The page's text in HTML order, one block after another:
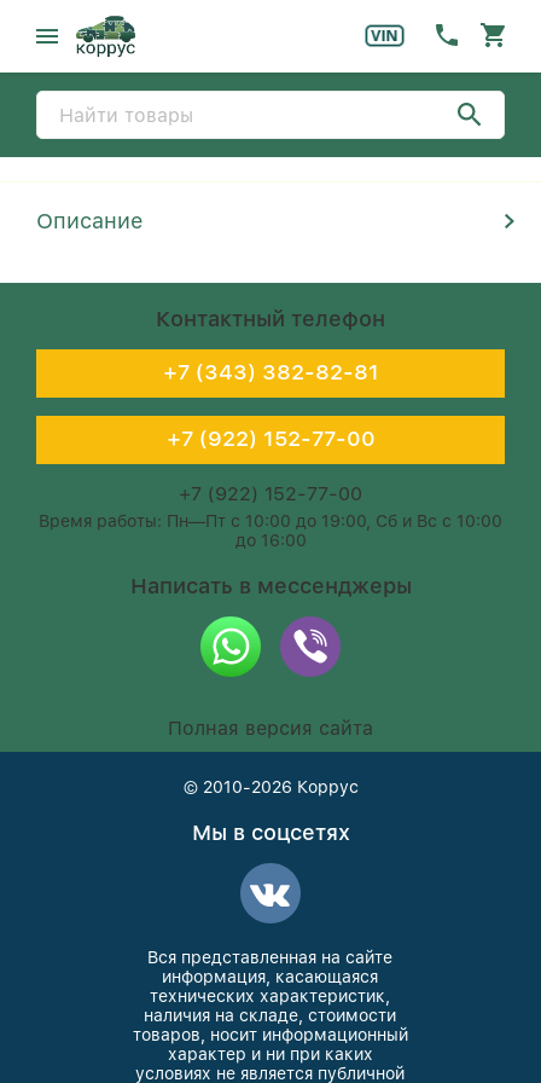
Описание
Контактный телефон
+7 (343) 382-82-81
+7 (922) 152-77-00
+7 (922) 152-77-00
Время работы: Пн—Пт с 10:00 до 19:00, Сб и Вс с 10:00
до 16:00
Написать в мессенджеры
Полная версия сайта
© 2010-2026 Коррус
Мы в соцсетях
Вся представленная на сайте
информация, касающаяся
технических характеристик,
наличия на складе, стоимости
товаров, носит информационный
характер и ни при каких
условиях не является публичной